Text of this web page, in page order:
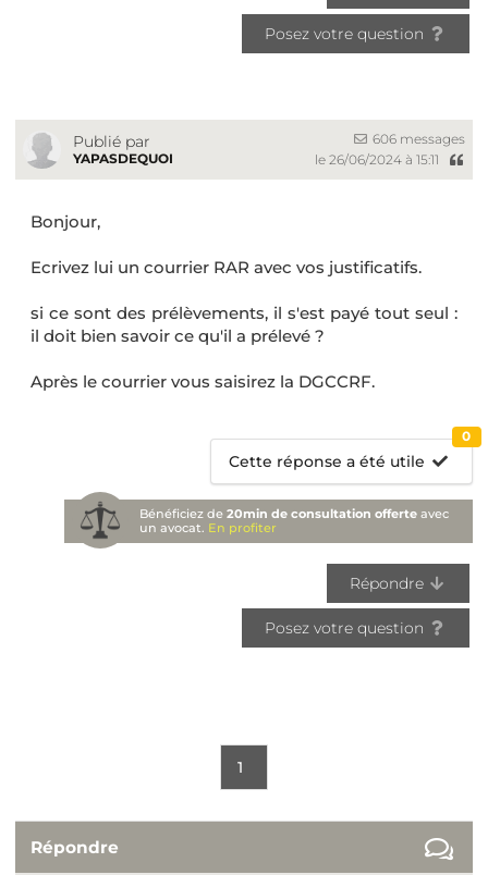
Posez votre question
Publié par
YAPASDEQUOI
606 messages
le 26/06/2024 à 15:11
Bonjour,
Ecrivez lui un courrier RAR avec vos justificatifs.
si ce sont des prélèvements, il s'est payé tout seul :
il doit bien savoir ce qu'il a prélevé ?
Après le courrier vous saisirez la DGCCRF.
Cette réponse a été utile
0
Bénéficiez de20min de consultation offerte avec
un avocat. En profiter
Répondre
Posez votre question
1
Répondre